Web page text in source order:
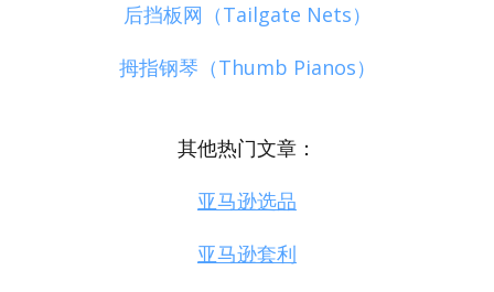
后挡板网（Tailgate Nets）
拇指钢琴（Thumb Pianos）
其他热门文章：
亚马逊选品
亚马逊套利